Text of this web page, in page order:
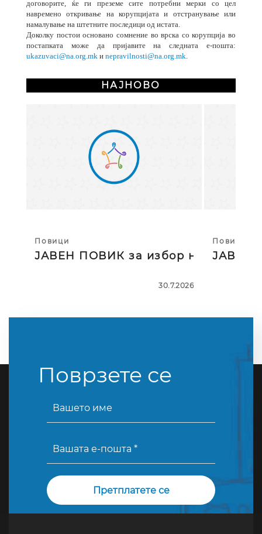
договорите, ќе ги преземе сите потребни мерки со цел
навремено откривање на корупцијата и отстранување или
намалување на штетните последици од истата.
Доколку постои основано сомнение во врска со корупција во
постапката може да пријавите на следната е-пошта:
ukazuvaci@na.org.mk и nepravilnosti@na.org.mk.
НАЈНОВО
Повици
ЈАВЕН ПОВИК за избор на тројца
30.7.2026
Повици
ЈАВЕН
Поврзете се